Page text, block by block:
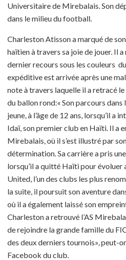
Universitaire de Mirebalais. Son
dans le milieu du football.
Charleston Atisson a marqué de
haïtien à travers sa joie de jouer. Il
dernier recours sous les couleurs
expéditive est arrivée après une
note à travers laquelle il a retracé
du ballon rond:« Son parcours
jeune, à l’âge de 12 ans, lorsqu’il a
Idaï, son premier club en Haïti. Il a
Mirebalais, où il s’est illustré par
détermination. Sa carrière a pris
lorsqu’il a quitté Haïti pour évoluer
United, l’un des clubs les plus
la suite, il poursuit son aventure
où il a également laissé son
Charleston a retrouvé l’AS
de rejoindre la grande famille du
des deux derniers tournois», peut-
Facebook du club.